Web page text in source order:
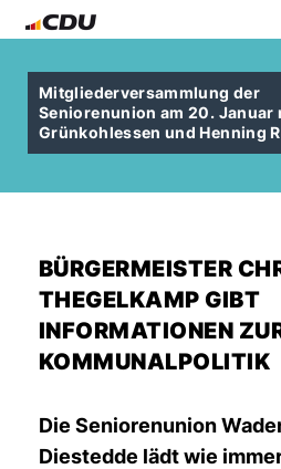
Mitgliederversammlung der
Seniorenunion am 20. Januar
Grünkohlessen und Henning
BÜRGERMEISTER
THEGELKAMP GIBT
INFORMATIONEN
KOMMUNALPOLITIK
Die Seniorenunion
Diestedde lädt wie